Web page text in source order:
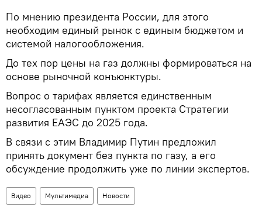
По мнению президента России, для этого
необходим единый рынок с единым бюджетом и
системой налогообложения.
До тех пор цены на газ должны формироваться на
основе рыночной конъюнктуры.
Вопрос о тарифах является единственным
несогласованным пунктом проекта Стратегии
развития ЕАЭС до 2025 года.
В связи с этим Владимир Путин предложил
принять документ без пункта по газу, а его
обсуждение продолжить уже по линии экспертов.
Видео Мультимедиа Новости